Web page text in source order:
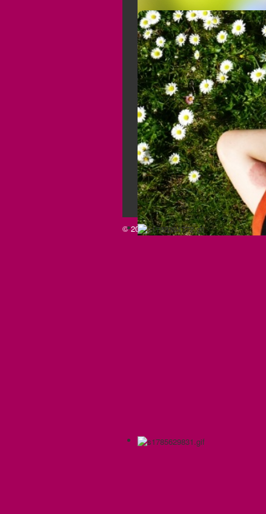
Der Verein
Aufgaben und Ziele
Über sexuelle Gewalt
Kooperation, Vernetzung und
Öffentlichkeitsarbeit
Jahresberichte
Die Beratungsstelle
© 2026 Lawine e.V.